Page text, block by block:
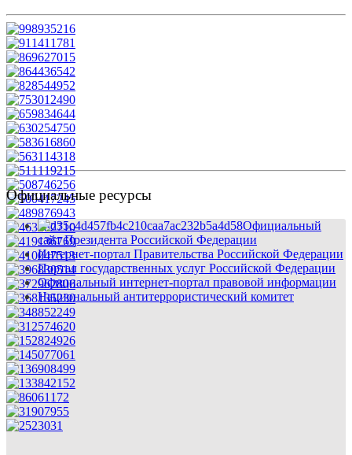
Официальные ресурсы
Официальный
сайт Президента Российской Федерации
Интернет-портал Правительства Российской Федерации
Портал государственных услуг Российской Федерации
Официальный интернет-портал правовой информации
Национальный антитеррористический комитет